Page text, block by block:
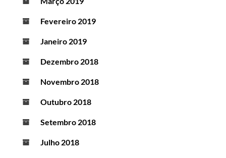
Fevereiro 2019
Janeiro 2019
Dezembro 2018
Novembro 2018
Outubro 2018
Setembro 2018
Julho 2018